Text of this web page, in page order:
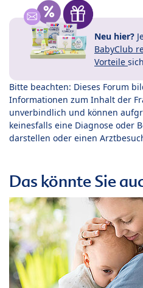
Neu hier?
BabyClub
Vorteile
Bitte beachten: Dieses Forum
Informationen zum Inhalt der
unverbindlich und können
keinesfalls eine Diagnose oder
darstellen oder einen
Das könnte Sie